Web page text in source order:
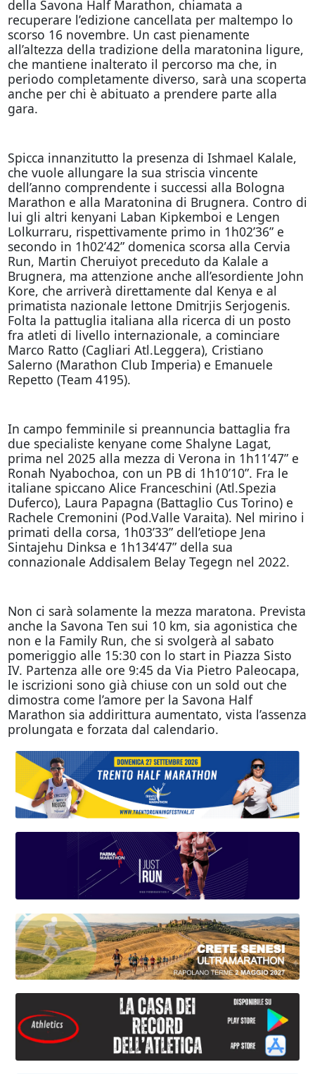
della Savona Half Marathon, chiamata a
recuperare l’edizione cancellata per maltempo lo
scorso 16 novembre. Un cast pienamente
all’altezza della tradizione della maratonina ligure,
che mantiene inalterato il percorso ma che, in
periodo completamente diverso, sarà una scoperta
anche per chi è abituato a prendere parte alla
gara.
Spicca innanzitutto la presenza di Ishmael Kalale,
che vuole allungare la sua striscia vincente
dell’anno comprendente i successi alla Bologna
Marathon e alla Maratonina di Brugnera. Contro di
lui gli altri kenyani Laban Kipkemboi e Lengen
Lolkurraru, rispettivamente primo in 1h02’36” e
secondo in 1h02’42” domenica scorsa alla Cervia
Run, Martin Cheruiyot preceduto da Kalale a
Brugnera, ma attenzione anche all’esordiente John
Kore, che arriverà direttamente dal Kenya e al
primatista nazionale lettone Dmitrjis Serjogenis.
Folta la pattuglia italiana alla ricerca di un posto
fra atleti di livello internazionale, a cominciare
Marco Ratto (Cagliari Atl.Leggera), Cristiano
Salerno (Marathon Club Imperia) e Emanuele
Repetto (Team 4195).
In campo femminile si preannuncia battaglia fra
due specialiste kenyane come Shalyne Lagat,
prima nel 2025 alla mezza di Verona in 1h11’47” e
Ronah Nyabochoa, con un PB di 1h10’10”. Fra le
italiane spiccano Alice Franceschini (Atl.Spezia
Duferco), Laura Papagna (Battaglio Cus Torino) e
Rachele Cremonini (Pod.Valle Varaita). Nel mirino i
primati della corsa, 1h03’33” dell’etiope Jena
Sintajehu Dinksa e 1h134’47” della sua
connazionale Addisalem Belay Tegegn nel 2022.
Non ci sarà solamente la mezza maratona. Prevista
anche la Savona Ten sui 10 km, sia agonistica che
non e la Family Run, che si svolgerà al sabato
pomeriggio alle 15:30 con lo start in Piazza Sisto
IV. Partenza alle ore 9:45 da Via Pietro Paleocapa,
le iscrizioni sono già chiuse con un sold out che
dimostra come l’amore per la Savona Half
Marathon sia addirittura aumentato, vista l’assenza
prolungata e forzata dal calendario.